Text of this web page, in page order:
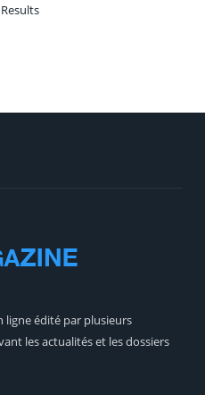
ligne édité par plusieurs
les actualités et les dossiers